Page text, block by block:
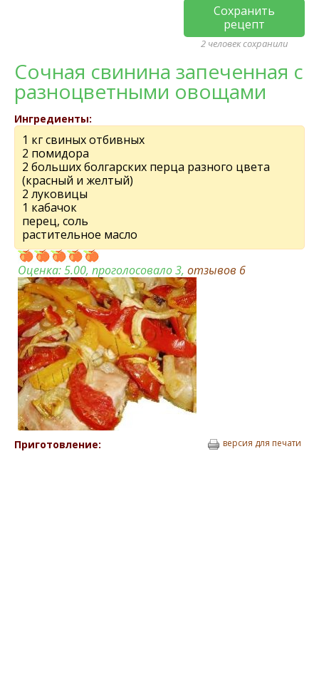
Сохранить
рецепт
2 человек сохранили
Сочная свинина запеченная с
разноцветными овощами
Ингредиенты:
1 кг свиных отбивных
2 помидора
2 больших болгарских перца разного цвета
(красный и желтый)
2 луковицы
1 кабачок
перец, соль
растительное масло
Оценка:5.00, проголосовало 3, отзывов 6
Приготовление: версия для печати